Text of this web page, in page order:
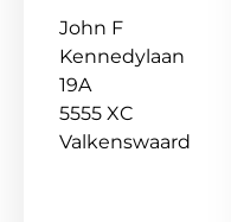
John F
Kennedylaan
19A
5555 XC
Valkenswaard